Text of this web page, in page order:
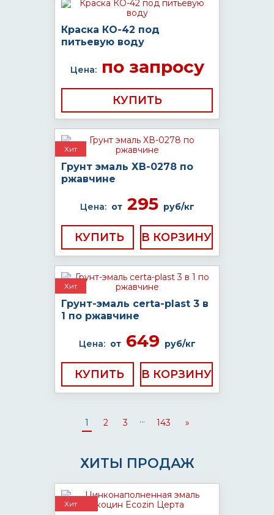
Краска КО-42 под
питьевую воду
Цена:по запросу
КУПИТЬ
Хит
Грунт эмаль ХВ-0278 по
ржавчине
Цена: от295 руб/кг
КУПИТЬ
Хит
Грунт-эмаль certa-plast 3 в
1 по ржавчине
Цена: от649 руб/кг
КУПИТЬ
1 2 3 ... 143 »
ХИТЫ ПРОДАЖ
Хит